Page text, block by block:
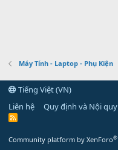
Máy Tính - Laptop - Phụ Kiện
Tiếng Việt (VN)
Liên hệ
Quy định và Nội quy
R
Community platform by XenForo®